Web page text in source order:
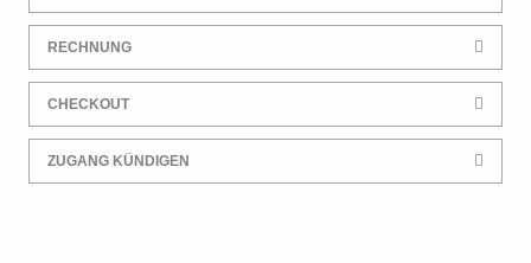
RECHNUNG
CHECKOUT
ZUGANG KÜNDIGEN